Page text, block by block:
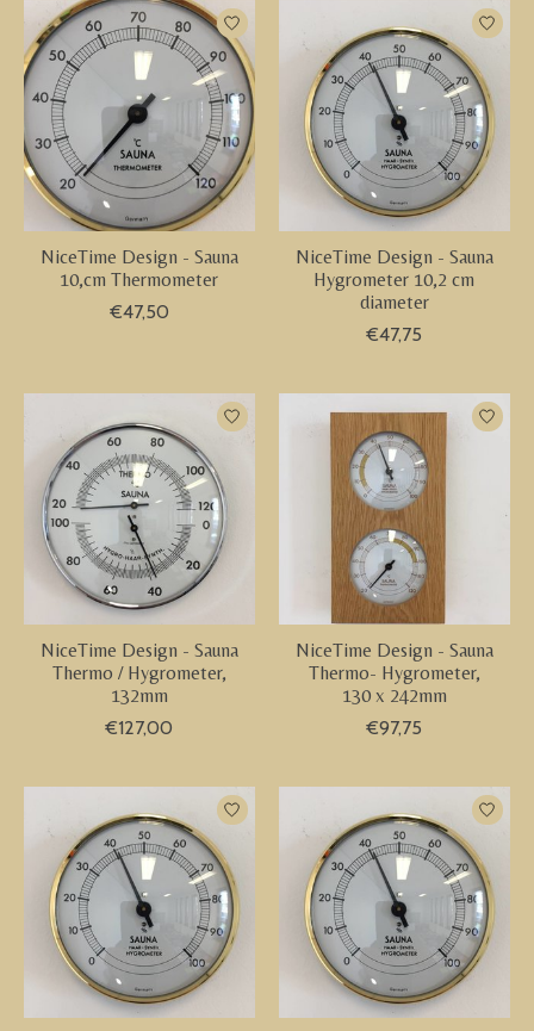
NiceTime Design - Sauna
10,cm Thermometer
€47,50
NiceTime Design - Sauna
Hygrometer 10,2 cm
diameter
€47,75
NiceTime Design - Sauna
Thermo / Hygrometer,
132mm
€127,00
NiceTime Design - Sauna
Thermo- Hygrometer,
130 x 242mm
€97,75